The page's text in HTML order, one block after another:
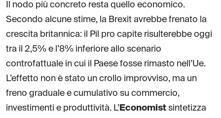
Il nodo più concreto resta quello economico.
Secondo alcune stime, la Brexit avrebbe frenato la
crescita britannica: il Pil pro capite risulterebbe oggi
tra il 2,5% e l’8% inferiore allo scenario
controfattuale in cui il Paese fosse rimasto nell’Ue.
L’effetto non è stato un crollo improvviso, ma un
freno graduale e cumulativo su commercio,
investimenti e produttività. L’ Economist sintetizza